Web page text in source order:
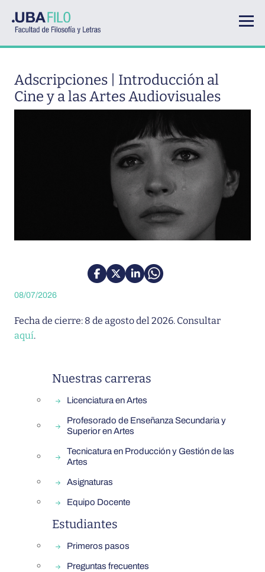
Barra lateral de departamento
Nuestras carreras
Licenciatura en Artes
Profesorado de Enseñanza Secundaria y
Superior en Artes
Tecnicatura en Producción y Gestión de las
Artes
Asignaturas
Equipo Docente
Estudiantes
Primeros pasos
Preguntas frecuentes
Adscripciones | Introducción al
Cine y a las Artes Audiovisuales
08/07/2026
Fecha de cierre: 8 de agosto del 2026. Consultar
aquí.